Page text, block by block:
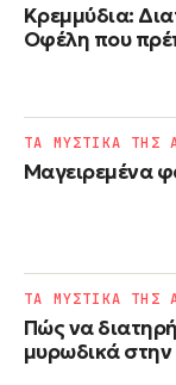
Κρεμμύδια:
Οφέλη που
Μαγειρεμένα
ΤΑ ΜΥΣΤΙΚΑ ΤΗΣ
Πώς να
μυρωδικά
ΤΑ ΜΥΣΤΙΚΑ ΤΗΣ